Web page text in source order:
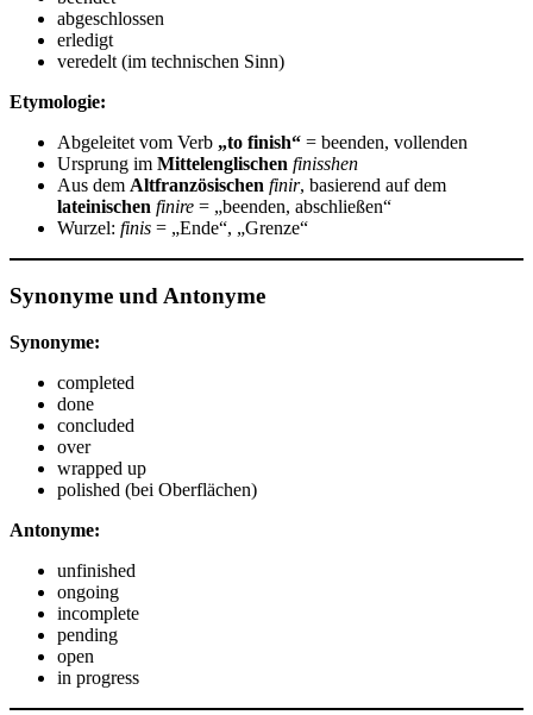
abgeschlossen
erledigt
veredelt (im technischen Sinn)
Etymologie:
Abgeleitet vom Verb „to finish“ = beenden, vollenden
Ursprung im Mittelenglischen finisshen
Aus dem Altfranzösischen finir, basierend auf dem
lateinischen finire = „beenden, abschließen“
Wurzel: finis = „Ende“, „Grenze“
Synonyme und Antonyme
Synonyme:
completed
done
concluded
over
wrapped up
polished (bei Oberflächen)
Antonyme:
unfinished
ongoing
incomplete
pending
open
in progress